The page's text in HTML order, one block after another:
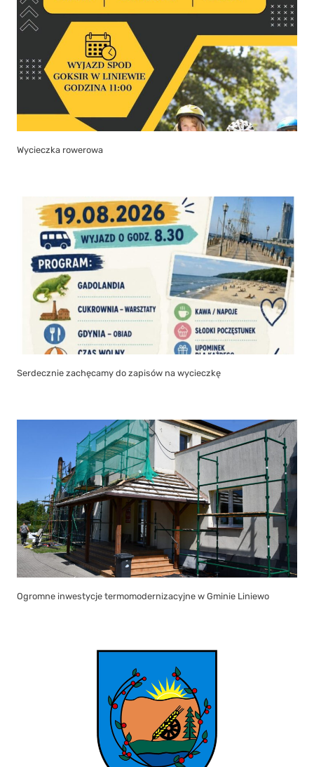
Wycieczka rowerowa
Serdecznie zachęcamy do zapisów na wycieczkę
Ogromne inwestycje termomodernizacyjne w Gminie Liniewo